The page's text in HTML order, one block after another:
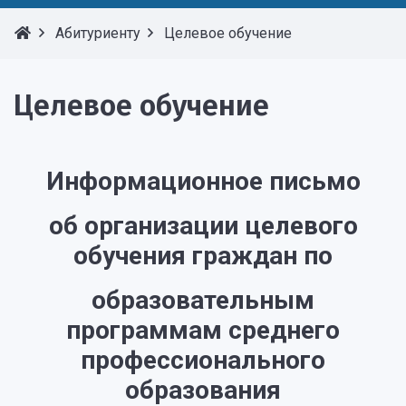
Абитуриенту Целевое обучение
Целевое обучение
Информационное письмо
об организации целевого
обучения граждан по
образовательным
программам среднего
профессионального
образования